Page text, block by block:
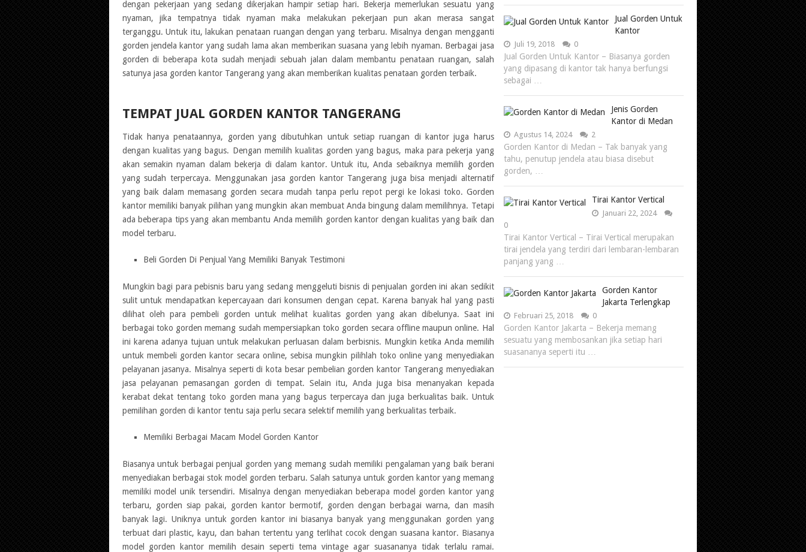
dengan pekerjaan yang sedang dikerjakan hampir setiap hari. Bekerja memerlukan sesuatu yang
nyaman, jika tempatnya tidak nyaman maka melakukan pekerjaan pun akan merasa sangat
terganggu. Untuk itu, lakukan penataan ruangan dengan yang terbaru. Misalnya dengan mengganti
gorden jendela kantor yang sudah lama akan memberikan suasana yang lebih nyaman. Berbagai jasa
gorden di beberapa kota sudah menjadi sebuah jalan dalam membantu penataan ruangan, salah
satunya jasa gorden kantor Tangerang yang akan memberikan kualitas penataan gorden terbaik.
TEMPAT JUAL GORDEN KANTOR TANGERANG
Tidak hanya penataannya, gorden yang dibutuhkan untuk setiap ruangan di kantor juga harus
dengan kualitas yang bagus. Dengan memilih kualitas gorden yang bagus, maka para pekerja yang
akan semakin nyaman dalam bekerja di dalam kantor. Untuk itu, Anda sebaiknya memilih gorden
yang sudah terpercaya. Menggunakan jasa gorden kantor Tangerang juga bisa menjadi alternatif
yang baik dalam memasang gorden secara mudah tanpa perlu repot pergi ke lokasi toko. Gorden
kantor memiliki banyak pilihan yang mungkin akan membuat Anda bingung dalam memilihnya. Tetapi
ada beberapa tips yang akan membantu Anda memilih gorden kantor dengan kualitas yang baik dan
model terbaru.
Beli Gorden Di Penjual Yang Memiliki Banyak Testimoni
Mungkin bagi para pebisnis baru yang sedang menggeluti bisnis di penjualan gorden ini akan sedikit
sulit untuk mendapatkan kepercayaan dari konsumen dengan cepat. Karena banyak hal yang pasti
dilihat oleh para pembeli gorden untuk melihat kualitas gorden yang akan dibelunya. Saat ini
berbagai toko gorden memang sudah mempersiapkan toko gorden secara offline maupun online. Hal
ini karena adanya tujuan untuk melakukan perluasan dalam berbisnis. Mungkin ketika Anda memilih
untuk membeli gorden kantor secara online, sebisa mungkin pilihlah toko online yang menyediakan
pelayanan jasanya. Misalnya seperti di kota besar pembelian gorden kantor Tangerang menyediakan
jasa pelayanan pemasangan gorden di tempat. Selain itu, Anda juga bisa menanyakan kepada
kerabat dekat tentang toko gorden mana yang bagus terpercaya dan juga berkualitas baik. Untuk
pemilihan gorden di kantor tentu saja perlu secara selektif memilih yang berkualitas terbaik.
Memiliki Berbagai Macam Model Gorden Kantor
Biasanya untuk berbagai penjual gorden yang memang sudah memiliki pengalaman yang baik berani
menyediakan berbagai stok model gorden terbaru. Salah satunya untuk gorden kantor yang memang
memiliki model unik tersendiri. Misalnya dengan menyediakan beberapa model gorden kantor yang
terbaru, gorden siap pakai, gorden kantor bermotif, gorden dengan berbagai warna, dan masih
banyak lagi. Uniknya untuk gorden kantor ini biasanya banyak yang menggunakan gorden yang
terbuat dari plastic, kayu, dan bahan tertentu yang terlihat cocok dengan suasana kantor. Biasanya
model gorden kantor memilih desain seperti tema vintage agar suasananya tidak terlalu ramai.
Jual Gorden Untuk
Kantor
Juli 19, 2018 0
Jual Gorden Untuk Kantor – Biasanya gorden
yang dipasang di kantor tak hanya berfungsi
sebagai …
Jenis Gorden
Kantor di Medan
Agustus 14, 2024 2
Gorden Kantor di Medan – Tak banyak yang
tahu, penutup jendela atau biasa disebut
gorden, …
Tirai Kantor Vertical
Januari 22, 2024
0
Tirai Kantor Vertical – Tirai Vertical merupakan
tirai jendela yang terdiri dari lembaran-lembaran
panjang yang …
Gorden Kantor
Jakarta Terlengkap
Februari 25, 2018 0
Gorden Kantor Jakarta – Bekerja memang
sesuatu yang membosankan jika setiap hari
suasananya seperti itu …